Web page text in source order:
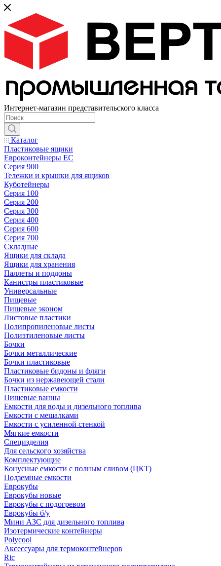
Интернет-магазин представительского класса
Каталог
Пластиковые ящики
Евроконтейнеры ЕС
Серия 900
Тележки и крышки для ящиков
Куботейнеры
Серия 100
Серия 200
Серия 300
Серия 400
Серия 600
Серия 700
Складные
Ящики для склада
Ящики для хранения
Паллеты и поддоны
Канистры пластиковые
Универсальные
Пищевые
Пищевые эконом
Листовые пластики
Полипропиленовые листы
Полиэтиленовые листы
Бочки
Бочки металлические
Бочки пластиковые
Пластиковые бидоны и фляги
Бочки из нержавеющей стали
Пластиковые емкости
Пищевые ванны
Емкости для воды и дизельного топлива
Емкости с мешалками
Емкости с усиленной стенкой
Мягкие емкости
Специзделия
Для сельского хозяйства
Комплектующие
Конусные емкости с полным сливом (ЦКТ)
Подземные емкости
Еврокубы
Еврокубы новые
Еврокубы с подогревом
Еврокубы б/у
Мини АЗС для дизельного топлива
Изотермические контейнеры
Polycool
Аксессуары для термоконтейнеров
Ric